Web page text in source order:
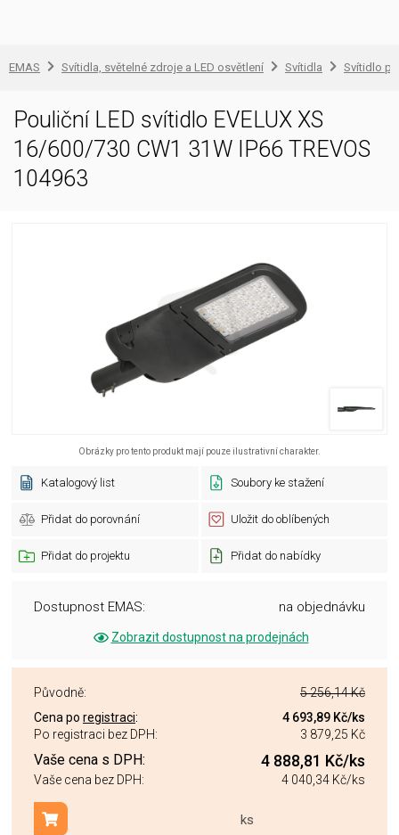
EMAS Svítidla, světelné zdroje a LED osvětlení Svítidla Svítidlo
Pouliční LED svítidlo EVELUX XS
16/600/730 CW1 31W IP66 TREVOS
104963
Obrázky pro tento produkt mají pouze ilustrativní charakter.
Katalogový list Soubory ke stažení
Přidat do porovnání Uložit do oblíbených
Přidat do projektu Přidat do nabídky
Dostupnost EMAS: na objednávku
Zobrazit dostupnost na prodejnách
Původně:
5 256,14 Kč
Cena po registraci: 4 693,89 Kč/ks
Po registraci bez DPH:
3 879,25 Kč
Vaše cena s DPH: 4 888,81 Kč/ks
Vaše cena bez DPH: 4 040,34 Kč/ks
ks
Přidat do košíku